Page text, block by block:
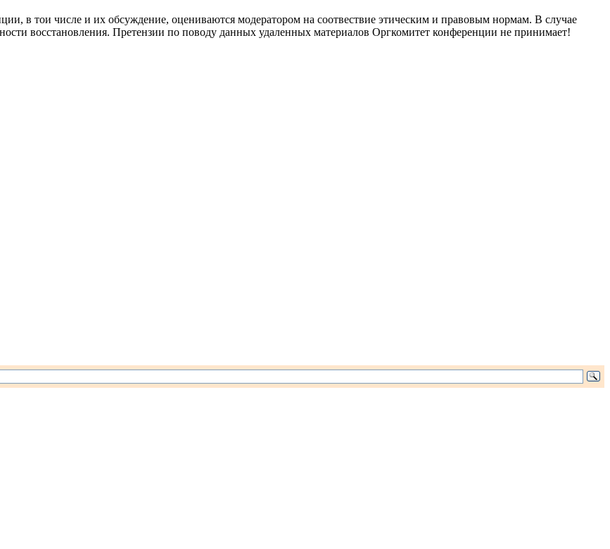
в тои числе и их обсуждение, оцениваются модератором на соотвествие этическим и правовым нормам. В случае
восстановления. Претензии по поводу данных удаленных материалов Оргкомитет конференции не принимает!